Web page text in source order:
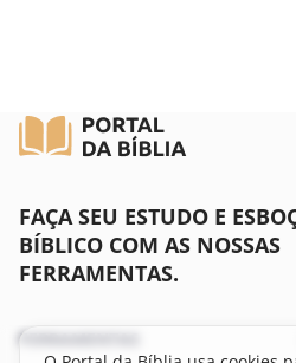
FAÇA SEU ESTUDO E
BÍBLICO COM AS NOSSAS
FERRAMENTAS.
FERRAMENTAS